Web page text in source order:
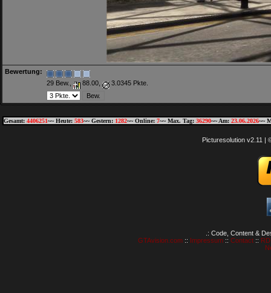
Bewertung:
29 Bew.,
88.00, 3.0345 Pkte.
Gesamt: 4406251~~ Heute: 583~~ Gestern: 1282~~ Online: 7~~ Max. Tag: 36290~~ Am: 23.06.2026~~
Picturesolution v2.11 |
.: Code, Content &
GTAvision.com:: Impressum:: Contact::